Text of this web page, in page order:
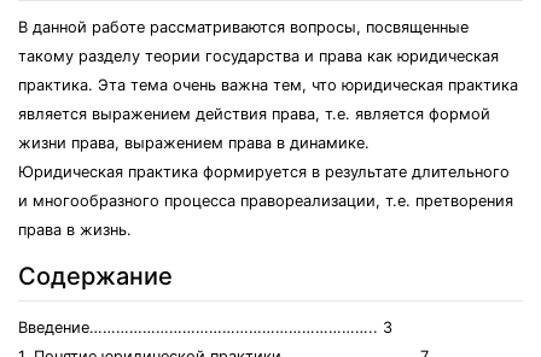
В данной работе рассматриваются вопросы, посвященные
такому разделу теории государства и права как юридическая
практика. Эта тема очень важна тем, что юридическая практика
является выражением действия права, т.е. является формой
жизни права, выражением права в динамике.
Юридическая практика формируется в результате длительного
и многообразного процесса правореализации, т.е. претворения
права в жизнь.
Содержание
Введение……………………………………………………….. 3